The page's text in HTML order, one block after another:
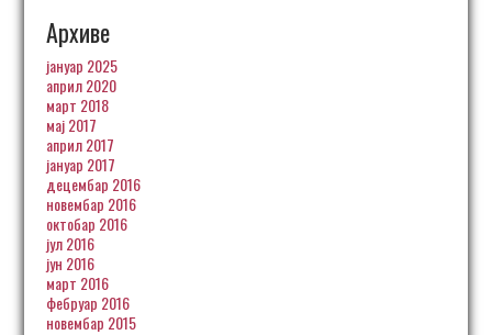
Архиве
јануар 2025
април 2020
март 2018
мај 2017
април 2017
јануар 2017
децембар 2016
новембар 2016
октобар 2016
јул 2016
јун 2016
март 2016
фебруар 2016
новембар 2015